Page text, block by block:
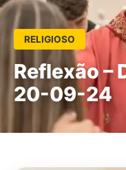
RELIGIOSO
Reflexão –
20-09-24